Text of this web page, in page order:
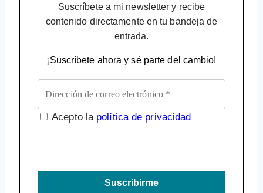
Suscríbete a mi newsletter y recibe
contenido directamente en tu bandeja de
entrada.
¡Suscríbete ahora y sé parte del cambio!
Acepto la política de privacidad
Suscribirme